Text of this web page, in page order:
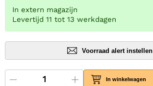
In extern magazijn
Levertijd 11 tot 13 werkdagen
Voorraad alert instellen
In winkelwagen